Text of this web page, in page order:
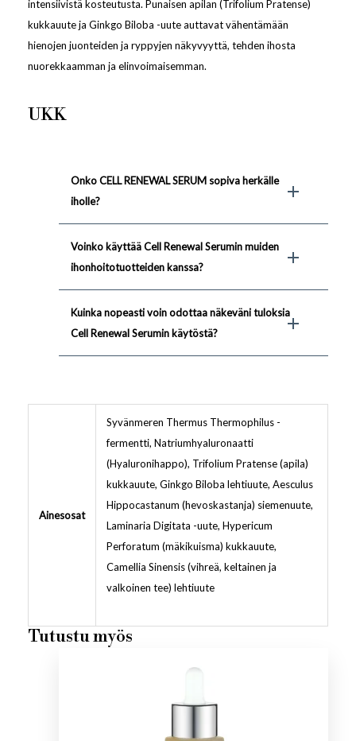
intensiivistä kosteutusta. Punaisen apilan (Trifolium Pratense)
kukkauute ja Ginkgo Biloba -uute auttavat vähentämään
hienojen juonteiden ja ryppyjen näkyvyyttä, tehden ihosta
nuorekkaamman ja elinvoimaisemman.
UKK
Onko CELL RENEWAL SERUM sopiva herkälle
iholle?
Voinko käyttää Cell Renewal Serumin muiden
ihonhoitotuotteiden kanssa?
Kuinka nopeasti voin odottaa näkeväni tuloksia
Cell Renewal Serumin käytöstä?
Ainesosat
Syvänmeren Thermus Thermophilus -
fermentti, Natriumhyaluronaatti
(Hyaluronihappo), Trifolium Pratense (apila)
kukkauute, Ginkgo Biloba lehtiuute, Aesculus
Hippocastanum (hevoskastanja) siemenuute,
Laminaria Digitata -uute, Hypericum
Perforatum (mäkikuisma) kukkauute,
Camellia Sinensis (vihreä, keltainen ja
valkoinen tee) lehtiuute
Tutustu myös